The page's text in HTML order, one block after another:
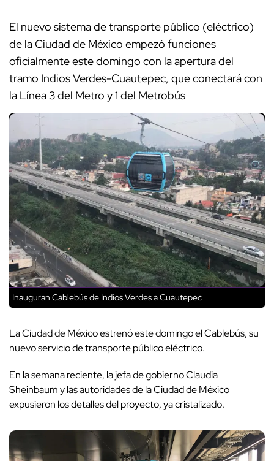
El nuevo sistema de transporte público (eléctrico)
de la Ciudad de México empezó funciones
oficialmente este domingo con la apertura del
tramo Indios Verdes-Cuautepec, que conectará con
la Línea 3 del Metro y 1 del Metrobús
Inauguran Cablebús de Indios Verdes a Cuautepec
La Ciudad de México estrenó este domingo el Cablebús, su
nuevo servicio de transporte público eléctrico.
En la semana reciente, la jefa de gobierno Claudia
Sheinbaum y las autoridades de la Ciudad de México
expusieron los detalles del proyecto, ya cristalizado.